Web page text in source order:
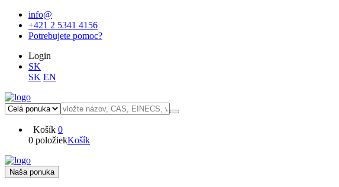
info@
+421 2 5341 4156
Potrebujete pomoc?
Login
SK
SK EN
Košík 0
0 položiekKošík
Naša ponuka